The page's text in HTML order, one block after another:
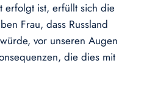
erfolgt ist, erfüllt sich die
Frau, dass Russland
vor unseren Augen
die dies mit